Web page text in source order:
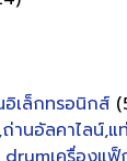
เล็กทรอนิกส์
านอัลคาไลน์,แ